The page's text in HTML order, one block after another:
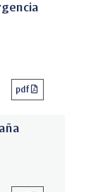
pdf